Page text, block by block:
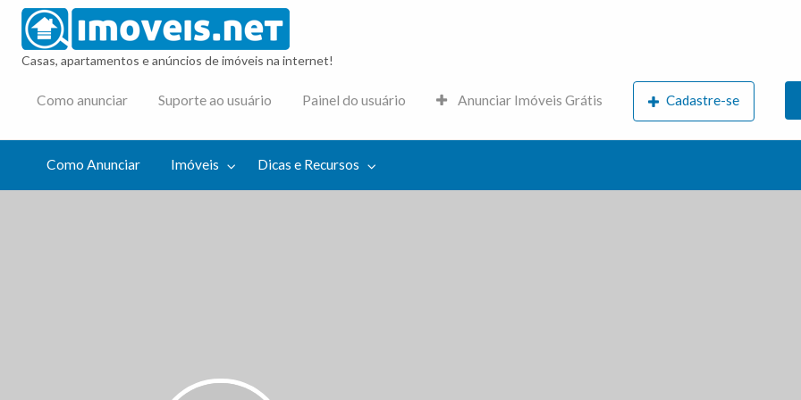
Casas, apartamentos e anúncios de imóveis na internet!
Como anunciar Suporte ao usuário Painel do usuário Anunciar Imóveis Grátis Cadastre-se
Como Anunciar Imóveis Dicas e Recursos